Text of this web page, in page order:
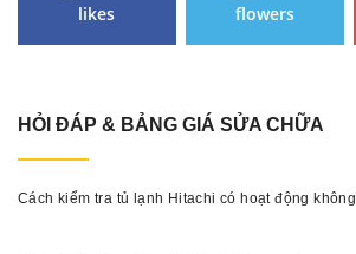
likes
flowers
HỎI ĐÁP & BẢNG GIÁ SỬA CHỮA
Cách kiểm tra tủ lạnh Hitachi có hoạt động không